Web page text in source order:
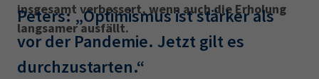
insgesamt verbessert, wenn auch die Erholung
langsamer ausfällt.
Peters: „Optimismus ist stärker als
vor der Pandemie. Jetzt gilt es
durchzustarten.“ ‎